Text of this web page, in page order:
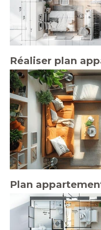
Réaliser plan
Plan